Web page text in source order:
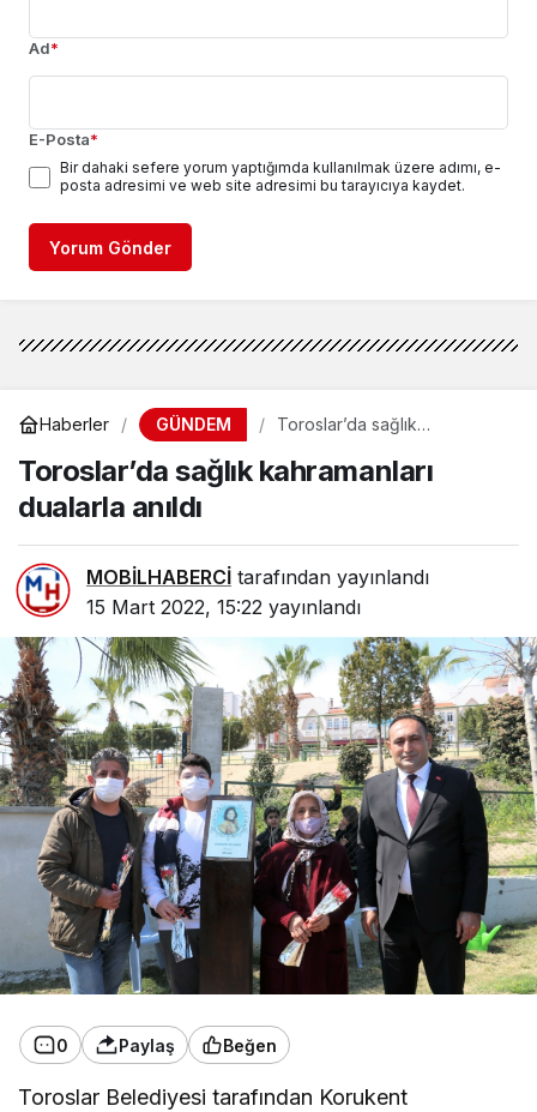
Ad*
E-Posta*
Bir dahaki sefere yorum yaptığımda kullanılmak üzere adımı, e-
posta adresimi ve web site adresimi bu tarayıcıya kaydet.
Yorum Gönder
Haberler GÜNDEM
Toroslar’da sağlık
Toroslar’da sağlık kahramanları
dualarla anıldı
MOBİLHABERCİ tarafından yayınlandı
15 Mart 2022, 15:22 yayınlandı
0 Paylaş Beğen
Toroslar Belediyesi tarafından Korukent